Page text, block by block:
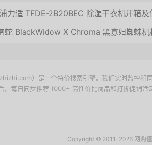
力适 TFDE-2B20BEC 除湿干衣机开箱及
蛇 BlackWidow X Chroma 黑寡妇蜘蛛机
）是一个特价搜索引擎。我们实时监控和
，每日同步推荐 1000+ 高性价比商品和打折促销
Copyright © 2011-2026 网购